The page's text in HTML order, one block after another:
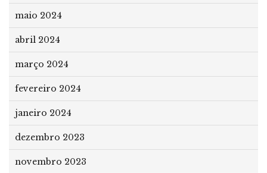
maio 2024
abril 2024
março 2024
fevereiro 2024
janeiro 2024
dezembro 2023
novembro 2023